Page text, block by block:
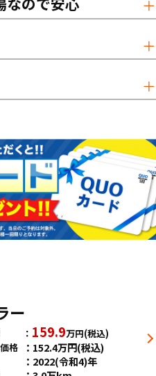
ー
159.9万円(税込)
格
152.4万円(税込)
2022(令和4)年